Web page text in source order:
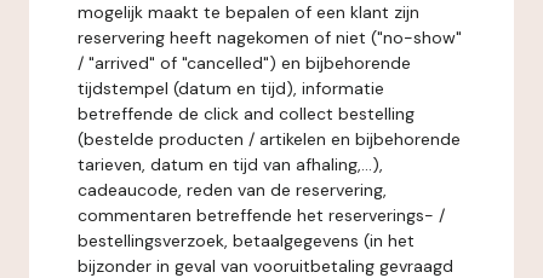
mogelijk maakt te bepalen of een klant zijn
reservering heeft nagekomen of niet ("no-show"
/ "arrived" of "cancelled") en bijbehorende
tijdstempel (datum en tijd), informatie
betreffende de click and collect bestelling
(bestelde producten / artikelen en bijbehorende
tarieven, datum en tijd van afhaling,...),
cadeaucode, reden van de reservering,
commentaren betreffende het reserverings- /
bestellingsverzoek, betaalgegevens (in het
bijzonder in geval van vooruitbetaling gevraagd